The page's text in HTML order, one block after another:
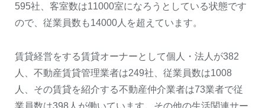
595社、客室数は11000室になろうとしている状態です
ので、従業員数も14000人を超えています。
賃貸経営をする賃貸オーナーとして個人・法人が382
人、不動産賃貸管理業者は249社、従業員数は1008
人、その賃貸を紹介する不動産仲介業者は73業者で従
業員数は398人が働いています。その他の生活関連サー